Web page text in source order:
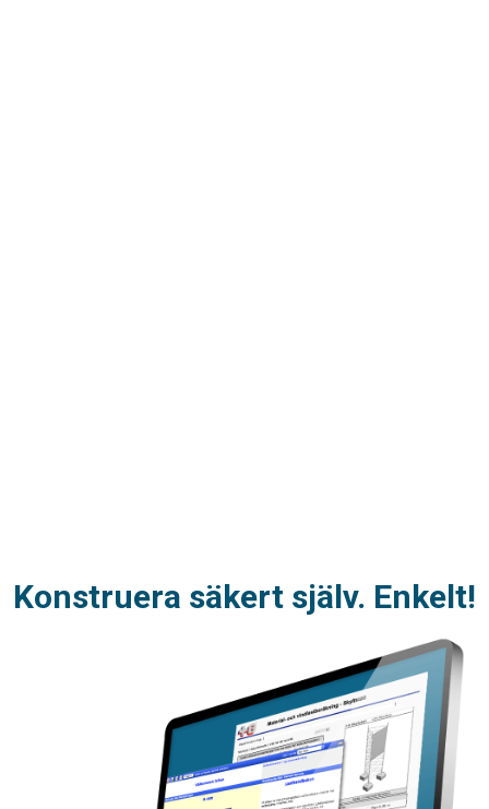
Konstruera säkert själv. Enkelt!